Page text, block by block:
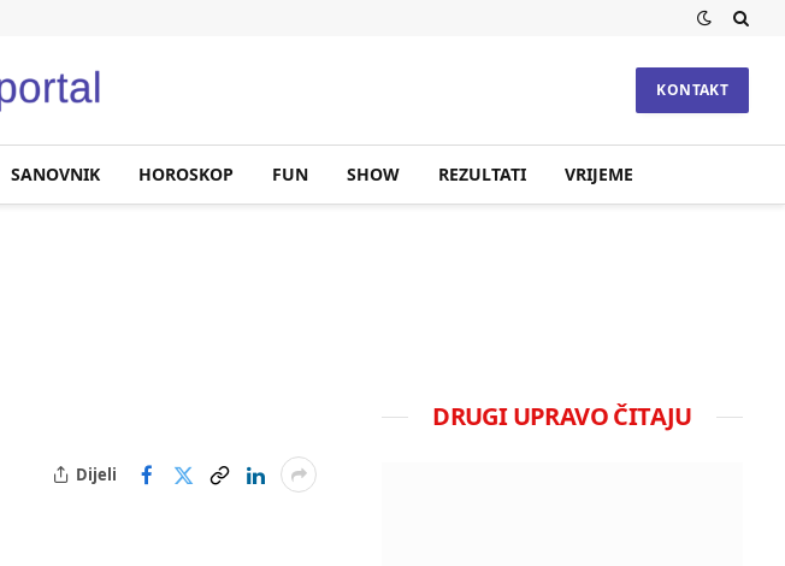
KONTAKT
SANOVNIK HOROSKOP FUN SHOW REZULTATI VRIJEME
Dijeli
DRUGI UPRAVO ČITAJU